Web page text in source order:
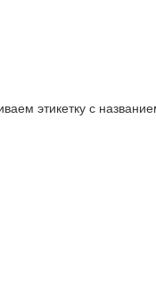
этикетку с